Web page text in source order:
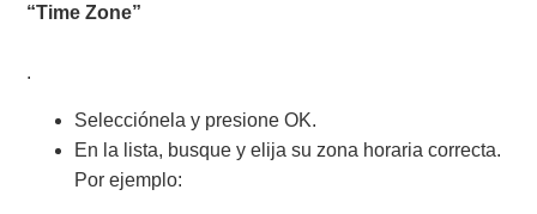
“Time Zone”
.
Selecciónela y presione OK.
En la lista, busque y elija su zona horaria correcta.
Por ejemplo: